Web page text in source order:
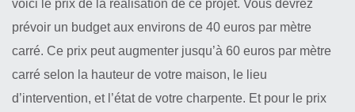
voici le prix de la réalisation de ce projet. Vous devrez
prévoir un budget aux environs de 40 euros par mètre
carré. Ce prix peut augmenter jusqu’à 60 euros par mètre
carré selon la hauteur de votre maison, le lieu
d’intervention, et l’état de votre charpente. Et pour le prix